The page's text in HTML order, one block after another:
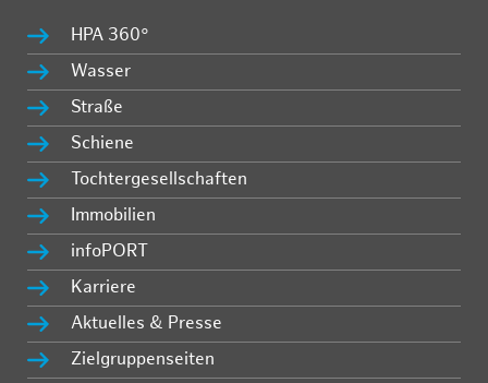
HPA 360°
Wasser
Straße
Schiene
Tochtergesellschaften
Immobilien
infoPORT
Karriere
Aktuelles & Presse
Zielgruppenseiten